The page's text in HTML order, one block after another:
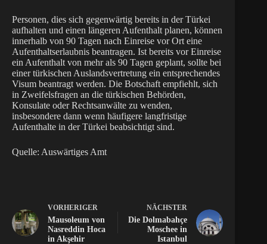
Personen, dies sich gegenwärtig bereits in der Türkei
aufhalten und einen längeren Aufenthalt planen, können
innerhalb von 90 Tagen nach Einreise vor Ort eine
Aufenthaltserlaubnis beantragen. Ist bereits vor Einreise
ein Aufenthalt von mehr als 90 Tagen geplant, sollte bei
einer türkischen Auslandsvertretung ein entsprechendes
Visum beantragt werden. Die Botschaft empfiehlt, sich
in Zweifelsfragen an die türkischen Behörden,
Konsulate oder Rechtsanwälte zu wenden,
insbesondere dann wenn häufigere langfristige
Aufenthalte in der Türkei beabsichtigt sind.
Quelle: Auswärtiges Amt
VORHERIGER
Mausoleum von
Nasreddin Hoca
in Akşehir
NÄCHSTER
Die Dolmabahçe
Moschee in
Istanbul